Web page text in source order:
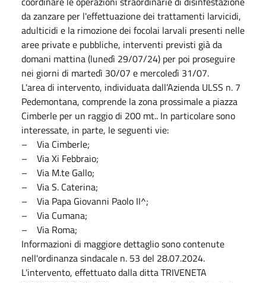
da zanzare per l'effettuazione dei trattamenti larvicidi,
adulticidi e la rimozione dei focolai larvali presenti nelle
aree private e pubbliche, interventi previsti già da
domani mattina (lunedì 29/07/24) per poi proseguire
nei giorni di martedì 30/07 e mercoledì 31/07.
L'area di intervento, individuata dall’Azienda ULSS n. 7
Pedemontana, comprende la zona prossimale a piazza
Cimberle per un raggio di 200 mt.. In particolare sono
interessate, in parte, le seguenti vie:
– Via Cimberle;
– Via Xi Febbraio;
– Via M.te Gallo;
– Via S. Caterina;
– Via Papa Giovanni Paolo II^;
– Via Cumana;
– Via Roma;
Informazioni di maggiore dettaglio sono contenute
nell'ordinanza sindacale n. 53 del 28.07.2024.
L'intervento, effettuato dalla ditta TRIVENETA